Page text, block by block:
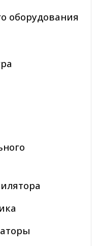
оборудования